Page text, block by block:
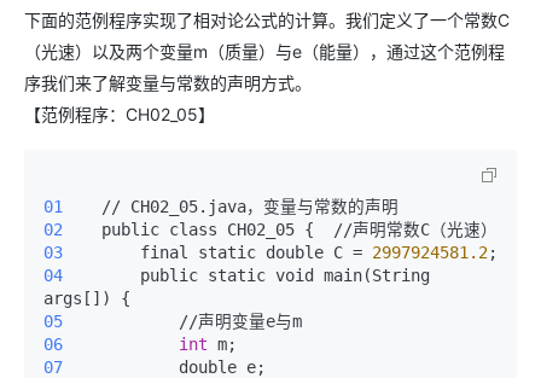
下面的范例程序实现了相对论公式的计算。我们定义了一个常数C
（光速）以及两个变量m（质量）与e（能量），通过这个范例程
序我们来了解变量与常数的声明方式。
【范例程序：CH02_05】
01
02
03
       final static double C =
2997924581.2
04
       public static void main(String
05
06
int
07